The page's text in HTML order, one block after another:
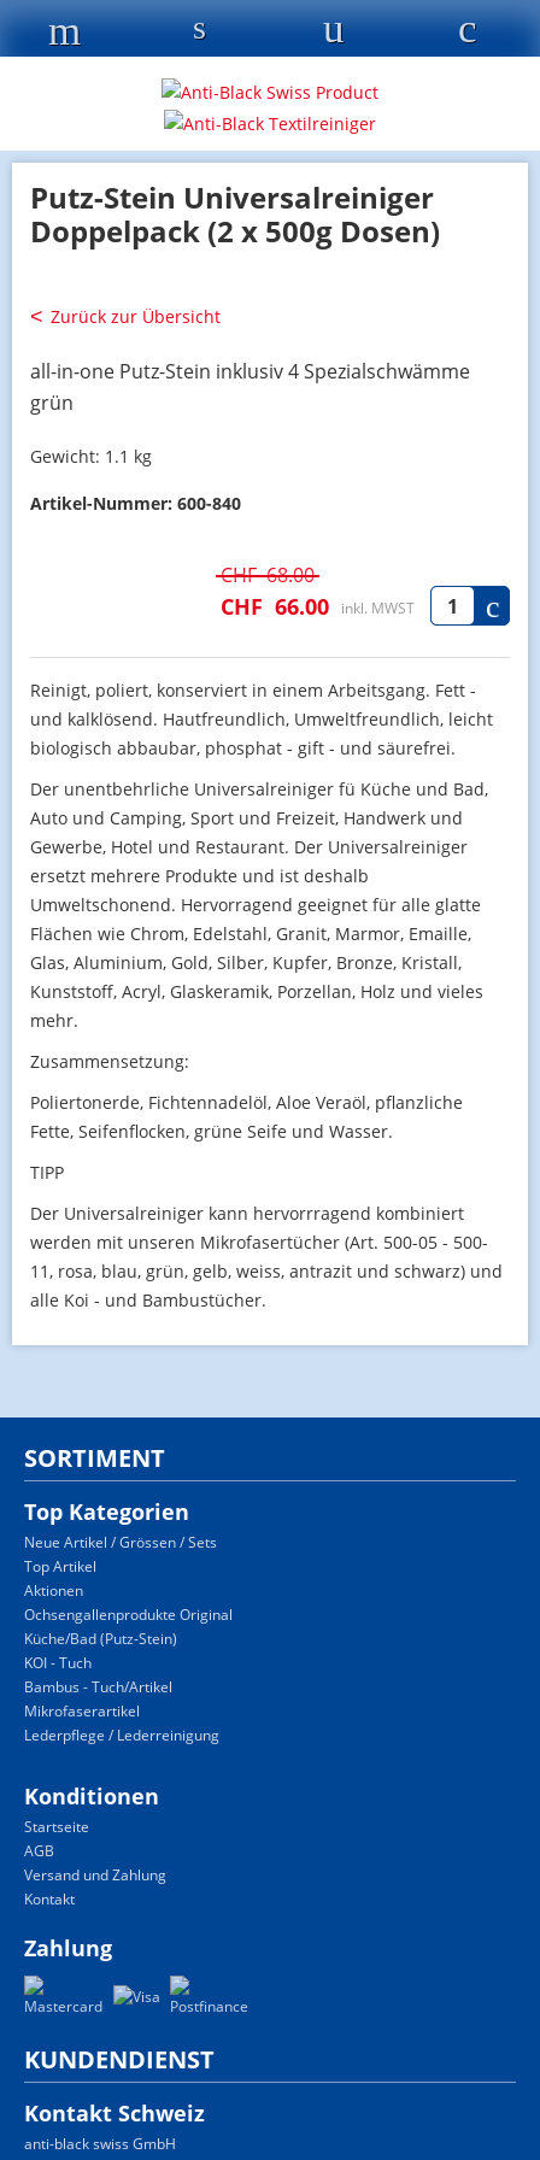
Putz-Stein Universalreiniger
Doppelpack (2 x 500g Dosen)
Zurück zur Übersicht
all-in-one Putz-Stein inklusiv 4 Spezialschwämme
grün
Gewicht: 1.1 kg
Artikel-Nummer: 600-840
CHF68.00
CHF 66.00 inkl. MWST
Reinigt, poliert, konserviert in einem Arbeitsgang. Fett -
und kalklösend. Hautfreundlich, Umweltfreundlich, leicht
biologisch abbaubar, phosphat - gift - und säurefrei.
Der unentbehrliche Universalreiniger fü Küche und Bad,
Auto und Camping, Sport und Freizeit, Handwerk und
Gewerbe, Hotel und Restaurant. Der Universalreiniger
ersetzt mehrere Produkte und ist deshalb
Umweltschonend. Hervorragend geeignet für alle glatte
Flächen wie Chrom, Edelstahl, Granit, Marmor, Emaille,
Glas, Aluminium, Gold, Silber, Kupfer, Bronze, Kristall,
Kunststoff, Acryl, Glaskeramik, Porzellan, Holz und vieles
mehr.
Zusammensetzung:
Poliertonerde, Fichtennadelöl, Aloe Veraöl, pflanzliche
Fette, Seifenflocken, grüne Seife und Wasser.
TIPP
Der Universalreiniger kann hervorrragend kombiniert
werden mit unseren Mikrofasertücher (Art. 500-05 - 500-
11, rosa, blau, grün, gelb, weiss, antrazit und schwarz) und
alle Koi - und Bambustücher.
SORTIMENT
Top Kategorien
Neue Artikel / Grössen / Sets
Top Artikel
Aktionen
Ochsengallenprodukte Original
Küche/Bad (Putz-Stein)
KOI - Tuch
Bambus - Tuch/Artikel
Mikrofaserartikel
Lederpflege / Lederreinigung
Konditionen
Startseite
AGB
Versand und Zahlung
Kontakt
Zahlung
KUNDENDIENST
Kontakt Schweiz
anti-black swiss GmbH